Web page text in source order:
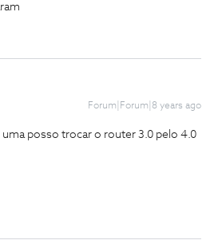
Forum|Forum|8 years ago
posso trocar o router 3.0 pelo 4.0